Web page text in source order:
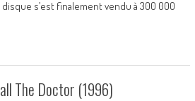
s’est finalement vendu à 300 000
The Doctor (1996)